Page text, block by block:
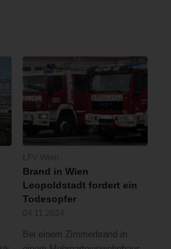
Brand in Wien
Leopoldstadt fordert ein
Todesopfer
Bei einem Zimmerbrand in